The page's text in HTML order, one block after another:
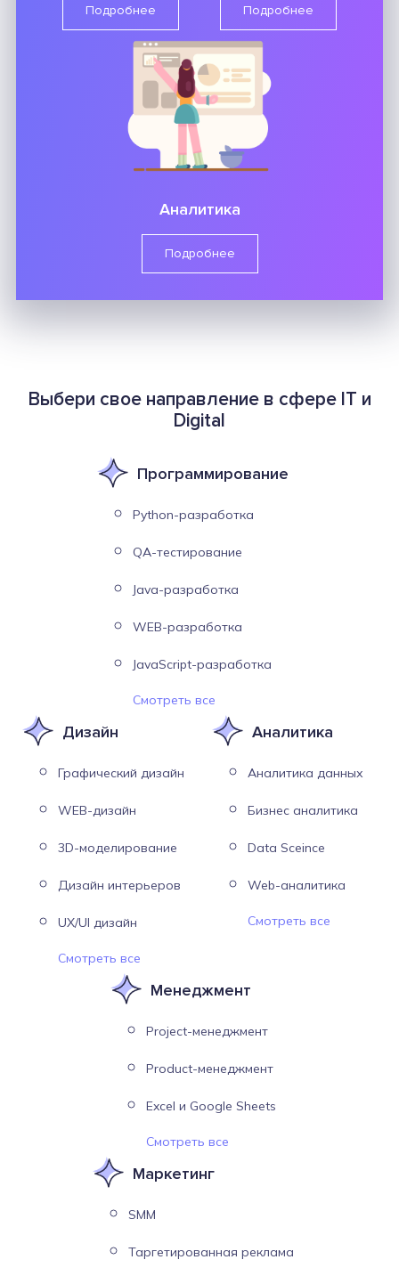
Подробнее Подробнее
Аналитика
Подробнее
Выбери свое направление в сфере IT и
Digital
Программирование
Python-разработка
QA-тестирование
Java-разработка
WEB-разработка
JavaScript-разработка
Смотреть все
Дизайн
Графический дизайн
WEB-дизайн
3D-моделирование
Дизайн интерьеров
UX/UI дизайн
Смотреть все
Аналитика
Аналитика данных
Бизнес аналитика
Data Sceince
Web-аналитика
Смотреть все
Менеджмент
Project-менеджмент
Product-менеджмент
Excel и Google Sheets
Смотреть все
Маркетинг
SMM
Таргетированная реклама